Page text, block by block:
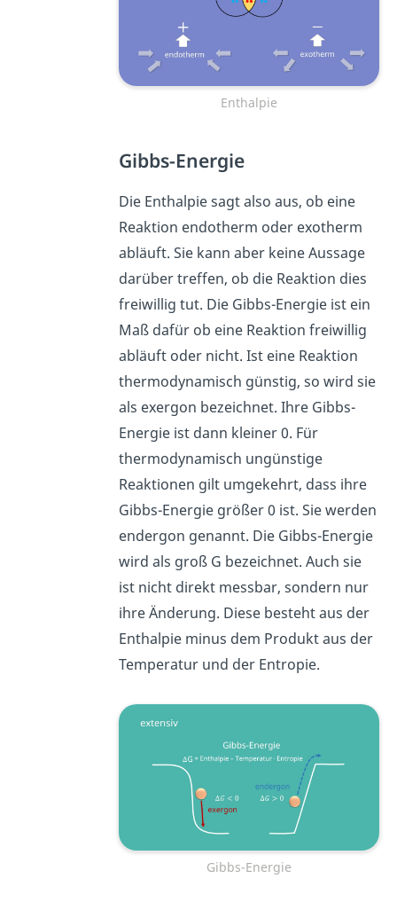
Enthalpie
Gibbs-Energie
Die Enthalpie sagt also aus, ob eine
Reaktion endotherm oder exotherm
abläuft. Sie kann aber keine Aussage
darüber treffen, ob die Reaktion dies
freiwillig tut. Die Gibbs-Energie ist ein
Maß dafür ob eine Reaktion freiwillig
abläuft oder nicht. Ist eine Reaktion
thermodynamisch günstig, so wird sie
als exergon bezeichnet. Ihre Gibbs-
Energie ist dann kleiner 0. Für
thermodynamisch ungünstige
Reaktionen gilt umgekehrt, dass ihre
Gibbs-Energie größer 0 ist. Sie werden
endergon genannt. Die Gibbs-Energie
wird als groß G bezeichnet. Auch sie
ist nicht direkt messbar, sondern nur
ihre Änderung. Diese besteht aus der
Enthalpie minus dem Produkt aus der
Temperatur und der Entropie.
Gibbs-Energie